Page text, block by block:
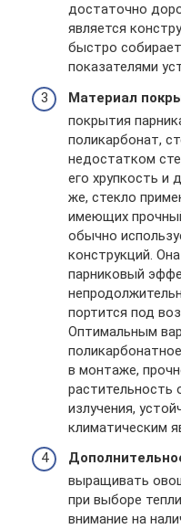
достаточно
является
быстро
показателями
Материал
покрытия
поликарбонат,
недостатком
его хрупкость и
же, стекло
имеющих
обычно
конструкций.
парниковый
портится под
Оптимальным
в монтаже,
растительность
излучения,
климатическим
выращивать
при выборе
внимание на